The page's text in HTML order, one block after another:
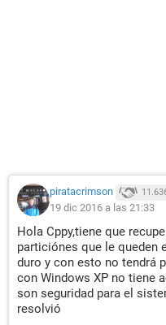
piratacrimson
19 dic 2016 a las 21:33
Hola Cppy,tiene que
particiónes que le queden
duro y con esto no tendrá
con Windows XP no tiene
son seguridad para el
resolvió